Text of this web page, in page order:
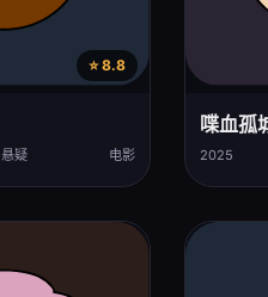
⭐ 8.8
悬疑 电影
喋血孤
2025